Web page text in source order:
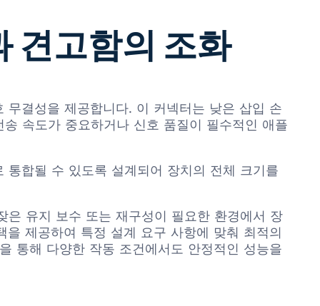
고함의 조화
결성을 제공합니다. 이 커넥터는 낮은 삽입 손
속도가 중요하거나 신호 품질이 필수적인 애플
합될 수 있도록 설계되어 장치의 전체 크기를
유지 보수 또는 재구성이 필요한 환경에서 장
제공하여 특정 설계 요구 사항에 맞춰 최적의
통해 다양한 작동 조건에서도 안정적인 성능을